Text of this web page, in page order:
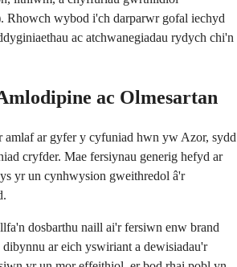
Rhowch wybod i'ch darparwr gofal iechyd
ac atchwanegiadau rydych chi'n
ac Olmesartan
amlaf ar gyfer y cyfuniad hwn yw Azor, sydd
cryfder. Mae fersiynau generig hefyd ar
yr un cynhwysion gweithredol â'r
dosbarthu naill ai'r fersiwn enw brand
ar eich yswiriant a dewisiadau'r